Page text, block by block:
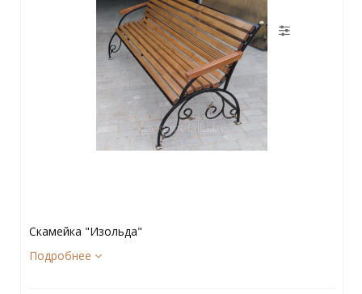
Скамейка "Изольда"
Подробнее